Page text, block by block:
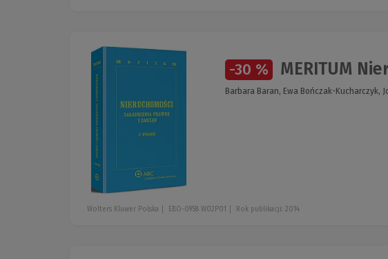
-30 % MERITUM
Barbara Baran, Ewa Bończak-Kucharczyk,
Wolters Kluwer Polska EBO-0958 W02P01 Rok publikacji: 2014